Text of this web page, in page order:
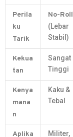
Perila
ku
Tarik
No-Roll
(Lebar
Stabil)
Kekua
tan
Sangat
Tinggi
Kenya
mana
n
Kaku &
Tebal
Aplika
Militer,